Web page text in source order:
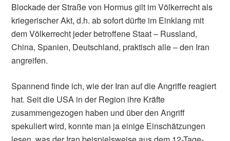
Blockade der Straße von Hormus gilt im Völkerrecht als
kriegerischer Akt, d.h. ab sofort dürfte im Einklang mit
dem Völkerrecht jeder betroffene Staat – Russland,
China, Spanien, Deutschland, praktisch alle – den Iran
angreifen.
Spannend finde ich, wie der Iran auf die Angriffe reagiert
hat. Seit die USA in der Region ihre Kräfte
zusammengezogen haben und über den Angriff
spekuliert wird, konnte man ja einige Einschätzungen